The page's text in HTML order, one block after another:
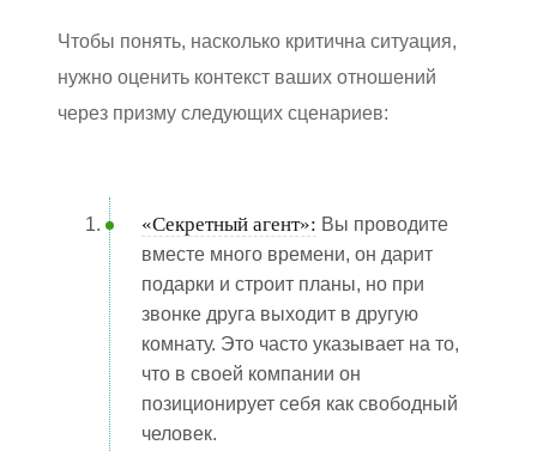
Чтобы понять, насколько критична ситуация,
нужно оценить контекст ваших отношений
через призму следующих сценариев:
«Секретный агент»: Вы проводите
вместе много времени, он дарит
подарки и строит планы, но при
звонке друга выходит в другую
комнату. Это часто указывает на то,
что в своей компании он
позиционирует себя как свободный
человек.